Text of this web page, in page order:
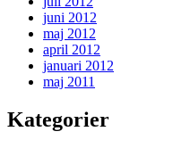
juni 2012
maj 2012
april 2012
januari 2012
maj 2011
Kategorier